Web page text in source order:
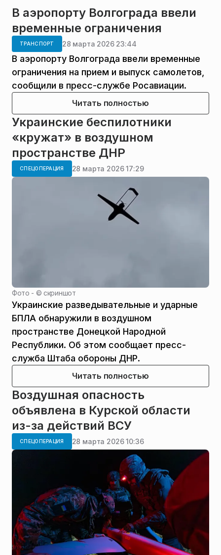
В аэропорту Волгограда ввели
временные ограничения
ТРАНСПОРТ 28 марта 2026 23:44
В аэропорту Волгограда ввели временные
ограничения на прием и выпуск самолетов,
сообщили в пресс-службе Росавиации.
Читать полностью
Украинские беспилотники
«кружат» в воздушном
пространстве ДНР
СПЕЦОПЕРАЦИЯ 28 марта 2026 17:29
Фото - © скриншот
Украинские разведывательные и ударные
БПЛА обнаружили в воздушном
пространстве Донецкой Народной
Республики. Об этом сообщает пресс-
служба Штаба обороны ДНР.
Читать полностью
Воздушная опасность
объявлена в Курской области
из-за действий ВСУ
СПЕЦОПЕРАЦИЯ 28 марта 2026 10:36